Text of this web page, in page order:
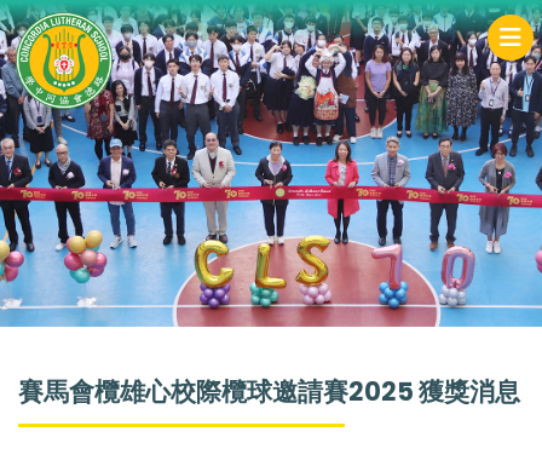
賽馬會欖雄心校際欖球邀請賽2025 獲獎消息